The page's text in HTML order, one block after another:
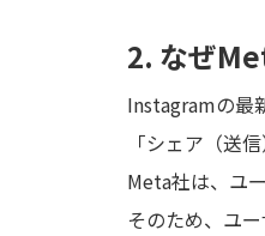
2. なぜ
Instagramの最
「シェア（送信
Meta社は、ユ
そのため、ユ